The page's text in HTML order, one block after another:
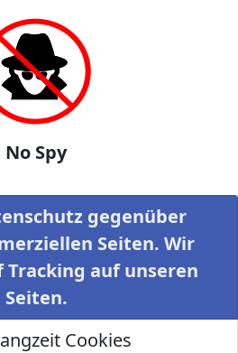
No Spy
gegenüber
Seiten. Wir
auf unseren
Seiten.
Cookies